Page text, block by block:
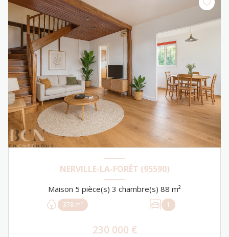
NERVILLE-LA-FORÊT (95590)
Maison 5 pièce(s) 3 chambre(s) 88 m²
378 m² 1
230 000 €